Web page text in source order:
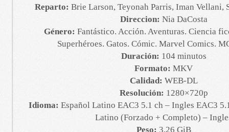
Reparto: Brie Larson, Teyonah Parris, Iman Vellani,
Direccion: Nia DaCosta
Género: Fantástico. Acción. Aventuras. Ciencia
Superhéroes. Gatos. Cómic. Marvel Comics.
Duración: 104 minutos
Formato: MKV
Calidad: WEB-DL
Resolución: 1280×720p
Idioma: Español Latino EAC3 5.1 ch – Ingles EAC3
Latino (Forzado + Completo) –
Peso: 3.26 GiB